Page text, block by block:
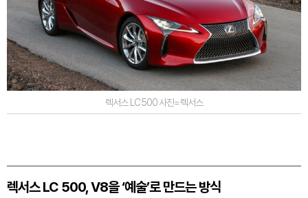
렉서스 LC 500 사진=렉서스
렉서스 LC 500, V8을 ‘예술’로 만드는 방식